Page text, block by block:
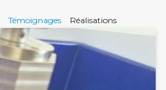
Témoignages Réalisations